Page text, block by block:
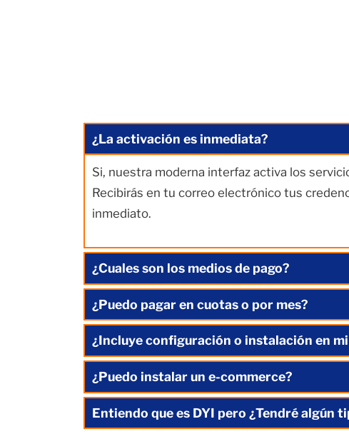
¿La activación es inmediata?
Si, nuestra moderna interfaz activa los
Recibirás en tu correo electrónico tus
inmediato.
¿Cuales son los medios de pago?
¿Puedo pagar en cuotas o por mes?
¿Incluye configuración o instalación en
¿Puedo instalar un e-commerce?
Entiendo que es DYI pero ¿Tendré algún